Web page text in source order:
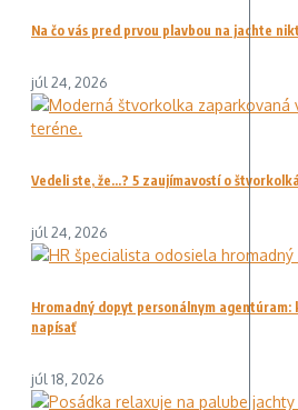
Na čo vás pred prvou plavbou na jachte
júl 24, 2026
Vedeli ste, že…? 5 zaujímavostí o
júl 24, 2026
Hromadný dopyt personálnym agentúram:
napísať
júl 18, 2026